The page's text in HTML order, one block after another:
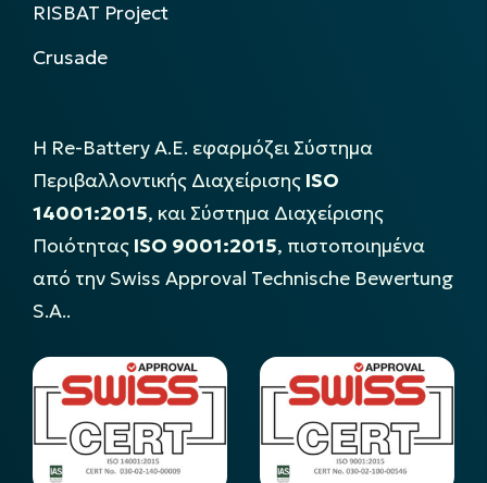
RISBAT Project
Crusade
Η Re-Battery Α.Ε. εφαρμόζει Σύστημα
Περιβαλλοντικής Διαχείρισης ISO
14001:2015, και Σύστημα Διαχείρισης
Ποιότητας ISO 9001:2015, πιστοποιημένα
από την Swiss Approval Technische Bewertung
S.A..